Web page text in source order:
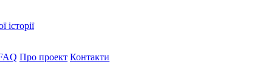
історії
Про проект Контакти